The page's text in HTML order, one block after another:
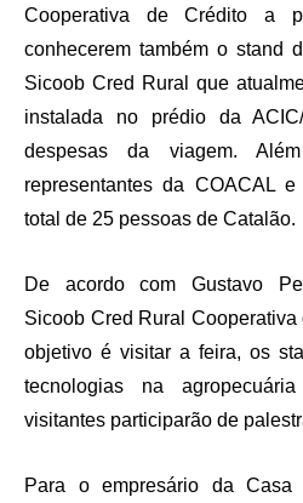
Cooperativa de Crédito a
conhecerem também o stand
Sicoob Cred Rural que
instalada no prédio da
despesas da viagem.
representantes da COACAL
total de 25 pessoas de Catalão.
De acordo com Gustavo
Sicoob Cred Rural
objetivo é visitar a feira, os
tecnologias na
visitantes participarão de
Para o empresário da